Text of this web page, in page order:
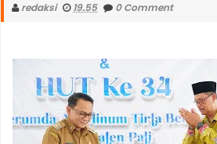
redaksi 19.55 0 Comment